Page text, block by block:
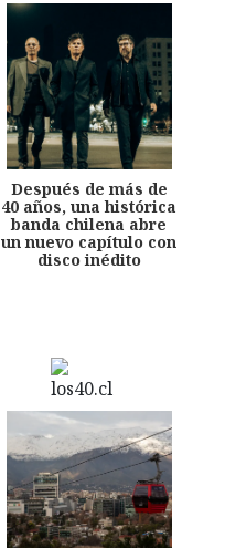
Después de más de
40 años, una histórica
banda chilena abre
un nuevo capítulo con
disco inédito